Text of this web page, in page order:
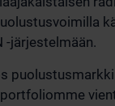
-järjestelmään.